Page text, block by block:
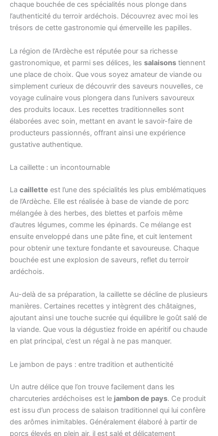
chaque bouchée de ces spécialités nous plonge dans
l’authenticité du terroir ardéchois. Découvrez avec moi les
trésors de cette gastronomie qui émerveille les papilles.
La région de l’Ardèche est réputée pour sa richesse
gastronomique, et parmi ses délices, les salaisons tiennent
une place de choix. Que vous soyez amateur de viande ou
simplement curieux de découvrir des saveurs nouvelles, ce
voyage culinaire vous plongera dans l’univers savoureux
des produits locaux. Les recettes traditionnelles sont
élaborées avec soin, mettant en avant le savoir-faire de
producteurs passionnés, offrant ainsi une expérience
gustative authentique.
La caillette : un incontournable
La caillette est l’une des spécialités les plus emblématiques
de l’Ardèche. Elle est réalisée à base de viande de porc
mélangée à des herbes, des blettes et parfois même
d’autres légumes, comme les épinards. Ce mélange est
ensuite enveloppé dans une pâte fine, et cuit lentement
pour obtenir une texture fondante et savoureuse. Chaque
bouchée est une explosion de saveurs, reflet du terroir
ardéchois.
Au-delà de sa préparation, la caillette se décline de plusieurs
manières. Certaines recettes y intègrent des châtaignes,
ajoutant ainsi une touche sucrée qui équilibre le goût salé de
la viande. Que vous la dégustiez froide en apéritif ou chaude
en plat principal, c’est un régal à ne pas manquer.
Le jambon de pays : entre tradition et authenticité
Un autre délice que l’on trouve facilement dans les
charcuteries ardéchoises est le jambon de pays. Ce produit
est issu d’un process de salaison traditionnel qui lui confère
des arômes inimitables. Généralement élaboré à partir de
porcs élevés en plein air, il est salé et délicatement